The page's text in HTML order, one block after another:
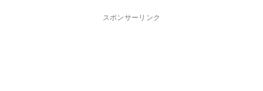
スポンサーリンク